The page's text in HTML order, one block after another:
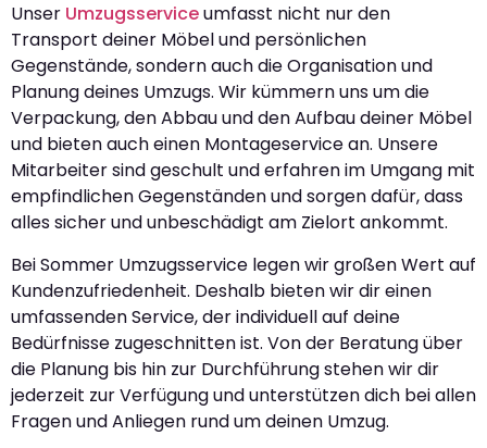
Unser Umzugsserviceumfasst nicht nur den
Transport deiner Möbel und persönlichen
Gegenstände, sondern auch die Organisation und
Planung deines Umzugs. Wir kümmern uns um die
Verpackung, den Abbau und den Aufbau deiner Möbel
und bieten auch einen Montageservice an. Unsere
Mitarbeiter sind geschult und erfahren im Umgang mit
empfindlichen Gegenständen und sorgen dafür, dass
alles sicher und unbeschädigt am Zielort ankommt.
Bei Sommer Umzugsservice legen wir großen Wert auf
Kundenzufriedenheit. Deshalb bieten wir dir einen
umfassenden Service, der individuell auf deine
Bedürfnisse zugeschnitten ist. Von der Beratung über
die Planung bis hin zur Durchführung stehen wir dir
jederzeit zur Verfügung und unterstützen dich bei allen
Fragen und Anliegen rund um deinen Umzug.